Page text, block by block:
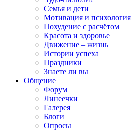
Семья и дети
Мотивация и психология
Похудение с расчётом
Красота и здоровье
Движение – жизнь
Истории успеха
Праздники
Знаете ли вы
Общение
Форум
Линеечки
Галерея
Блоги
Опросы